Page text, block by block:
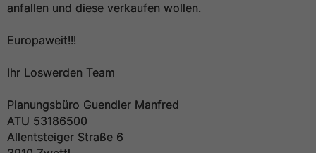
anfallen und diese verkaufen wollen.
Europaweit!!!
Ihr Loswerden Team
Planungsbüro Guendler Manfred
ATU 53186500
Allentsteiger Straße 6